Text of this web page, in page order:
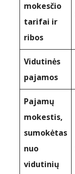
mokesčio
tarifai ir
ribos
Vidutinės
pajamos
Pajamų
mokestis,
sumokėtas
nuo
vidutinių